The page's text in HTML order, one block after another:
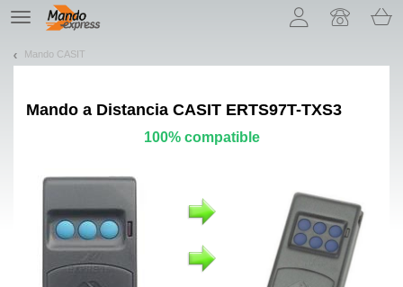
TE
navigation
Mando CASIT
Mando a Distancia CASIT ERTS97T-TXS3
100% compatible
¡Permítenos presentarte nuestras cookies!